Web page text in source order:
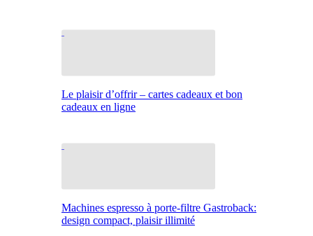
Le plaisir d’offrir – cartes cadeaux et bon
cadeaux en ligne
Machines espresso à porte-filtre Gastroback:
design compact, plaisir illimité